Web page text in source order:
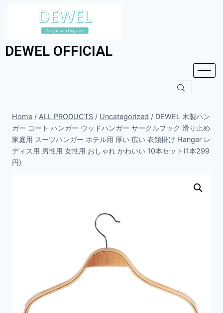
DEWEL OFFICIAL
Home / ALL PRODUCTS / Uncategorized / DEWEL 木製ハン
ガー コート ハンガー ウッドハンガー サークルフック 滑り止め
家庭用 スーツハンガー ホテル用 厚い 広い 衣類掛け Hanger レ
ディス用 男性用 女性用 おしゃれ かわいい 10本セット(1本299
円)